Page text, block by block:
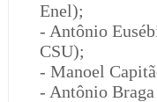
Enel);
- Antônio
CSU);
- Manoel
- Antônio